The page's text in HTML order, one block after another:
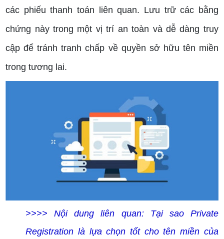
các phiếu thanh toán liên quan. Lưu trữ các bằng
chứng này trong một vị trí an toàn và dễ dàng truy
cập để tránh tranh chấp về quyền sở hữu tên miền
trong tương lai.
>>>> Nội dung liên quan: Tại sao Private
Registration là lựa chọn tốt cho tên miền của